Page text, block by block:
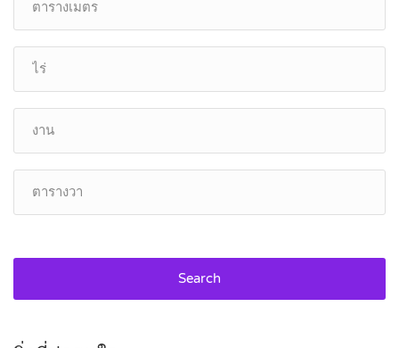
Search